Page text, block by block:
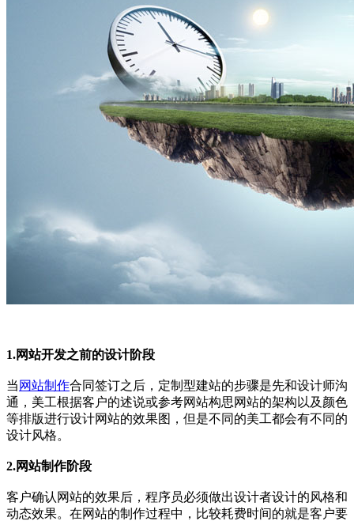
1.网站开发之前的设计阶段
当 网站制作合同签订之后，定制型建站的步骤是先和设计师沟
通，美工根据客户的述说或参考网站构思网站的架构以及颜色
等排版进行设计网站的效果图，但是不同的美工都会有不同的
设计风格。
2.网站制作阶段
客户确认网站的效果后，程序员必须做出设计者设计的风格和
动态效果。在网站的制作过程中，比较耗费时间的就是客户要